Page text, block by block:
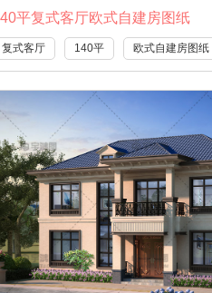
平复式客厅欧式自建房图纸
复式客厅 140平 欧式自建房图纸